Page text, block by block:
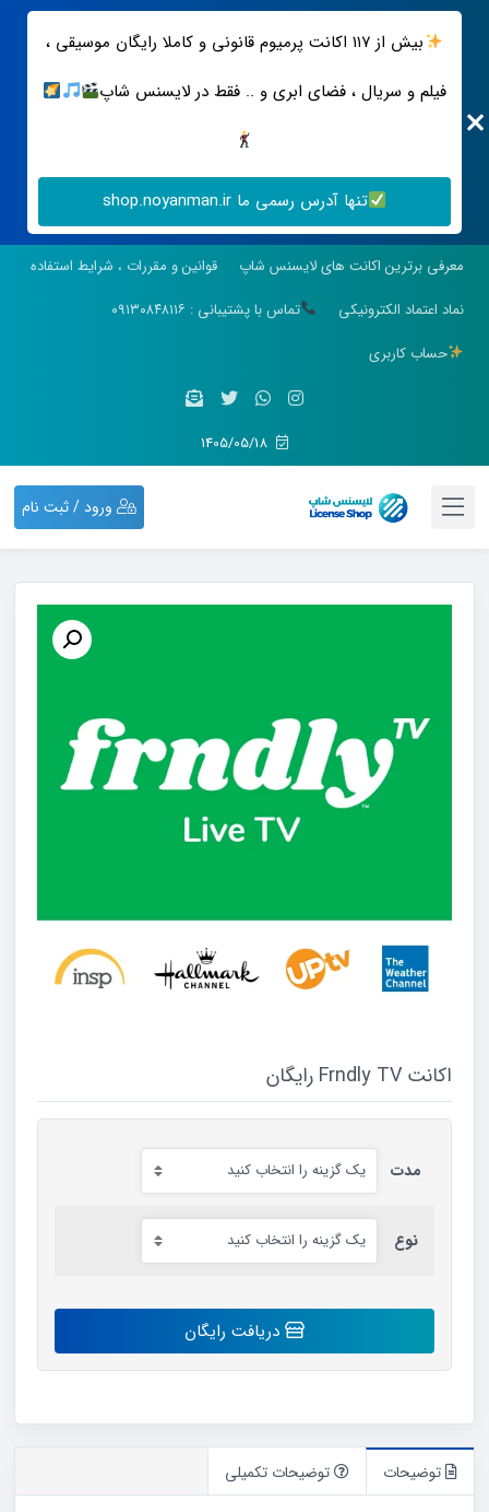
بیش از ۱۱۷ اکانت پرمیوم قانونی و کاملا رایگان موسیقی ،
فیلم و سریال ، فضای ابری و .. فقط در لایسنس شاپ
تنها آدرس رسمی ما shop.noyanman.ir
معرفی برترین اکانت های لایسنس شاپ
قوانین و مقررات ، شرایط استفاده
نماد اعتماد الکترونیکی
تماس با پشتیبانی : ۰۹۱۳۰۸۴۸۱۱۶
حساب کاربری
ورود / ثبت نام
اکانت Frndly TV رایگان
مدت
نوع
اکانت
TV
دریافت رایگان
توضیحات توضیحات تکمیلی